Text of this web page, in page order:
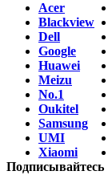
Acer
Blackview
Dell
Google
Huawei
Meizu
No.1
Oukitel
Samsung
UMI
Xiaomi
Подписывайтесь